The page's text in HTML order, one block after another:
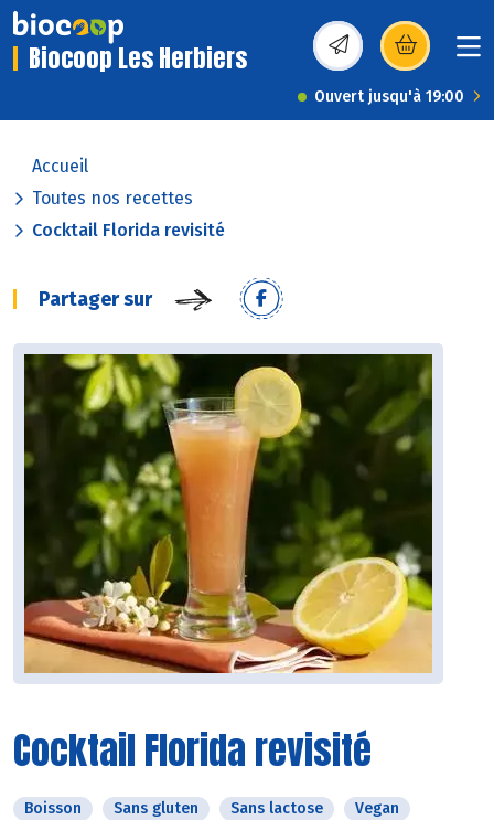
Biocoop Les Herbiers (s’ouvre dans une
Ouvert jusqu'à 19:00
Accueil
Toutes nos recettes
Cocktail Florida revisité
Partager sur
Cocktail Florida revisité
Boisson Sans gluten Sans lactose
Vegan